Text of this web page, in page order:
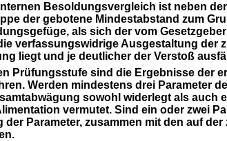
Besoldungsvergleich ist neben
der gebotene Mindestabstand zum
als sich der vom
verfassungswidrige Ausgestaltung der
liegt und je deutlicher der Verstoß
Prüfungsstufe sind die Ergebnisse der
Werden mindestens drei Parameter
sowohl widerlegt als
vermutet. Sind ein oder zwei
der Parameter, zusammen mit den auf